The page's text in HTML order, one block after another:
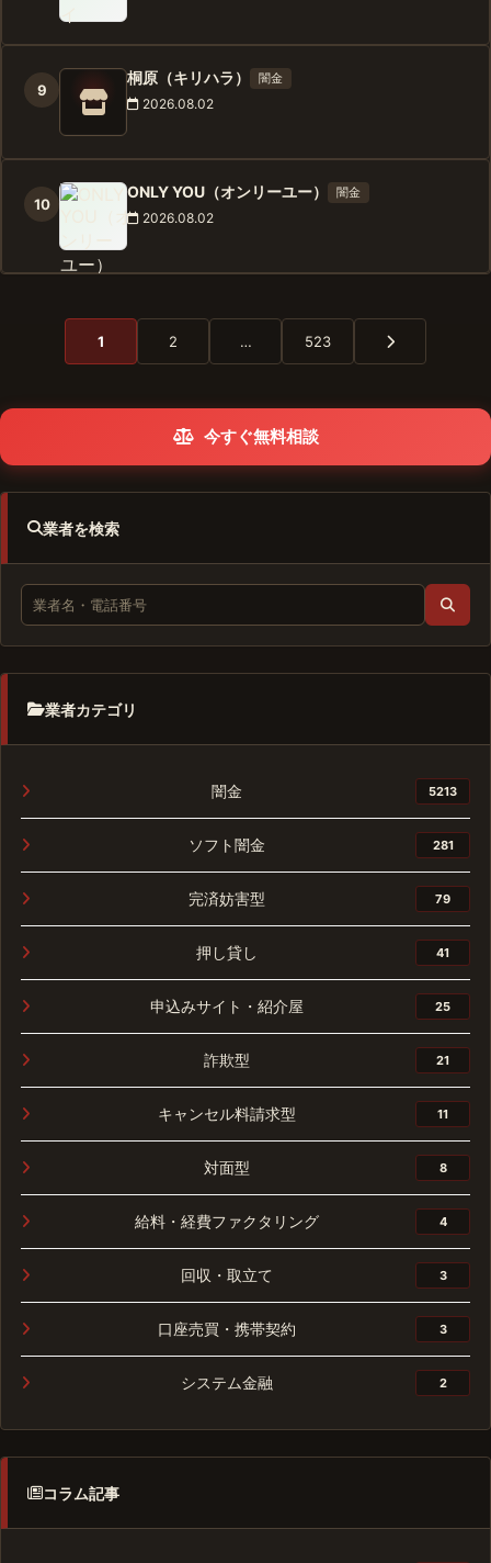
9
桐原（キリハラ） 闇金
2026.08.02
10
ONLY YOU（オンリーユー） 闇金
2026.08.02
1 2 … 523
今すぐ無料相談
業者を検索
業者カテゴリ
闇金 5213
ソフト闇金 281
完済妨害型 79
押し貸し 41
申込みサイト・紹介屋 25
詐欺型 21
キャンセル料請求型 11
対面型 8
給料・経費ファクタリング 4
回収・取立て 3
口座売買・携帯契約 3
システム金融 2
コラム記事